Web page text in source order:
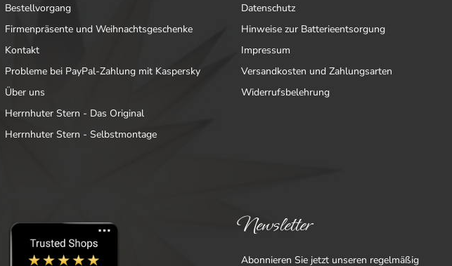
Bestellvorgang
Firmenpräsente und Weihnachtsgeschenke
Kontakt
Probleme bei PayPal-Zahlung mit Kaspersky
Über uns
Herrnhuter Stern - Das Original
Herrnhuter Stern - Selbstmontage
Datenschutz
Hinweise zur Batterieentsorgung
Impressum
Versandkosten und Zahlungsarten
Widerrufsbelehrung
Newsletter
Abonnieren Sie jetzt unseren regelmäßig